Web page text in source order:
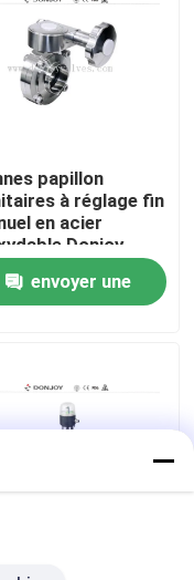
papillon
à réglage fin
en acier
Donjoy
envoyer une